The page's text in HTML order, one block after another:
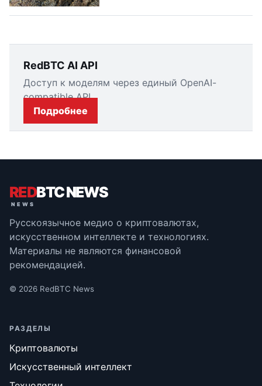
RedBTC AI API
Доступ к моделям через единый OpenAI-
compatible API.
Подробнее
REDBTC NEWS
Русскоязычное медио о криптовалютах,
искусственном интеллекте и технологиях.
Материалы не являются финансовой
рекомендацией.
© 2026 RedBTC News
РАЗДЕЛЫ
Криптовалюты
Искусственный интеллект